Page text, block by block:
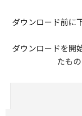
ダウンロード前に
ダウンロードを開
たも